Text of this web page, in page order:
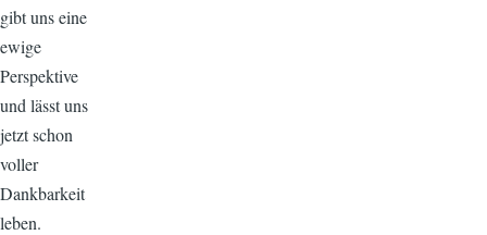
gibt uns eine
ewige
Perspektive
und lässt uns
jetzt schon
voller
Dankbarkeit
leben.